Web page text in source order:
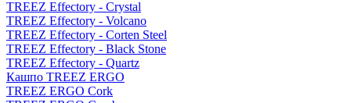
TREEZ Effectory - Crystal
TREEZ Effectory - Volcano
TREEZ Effectory - Corten Steel
TREEZ Effectory - Black Stone
TREEZ Effectory - Quartz
Кашпо TREEZ ERGO
TREEZ ERGO Cork